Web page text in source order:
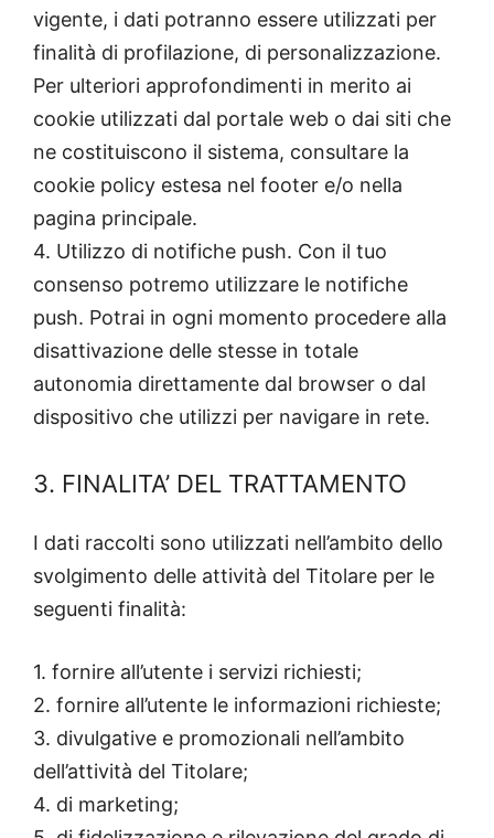
vigente, i dati potranno essere utilizzati per
finalità di profilazione, di personalizzazione.
Per ulteriori approfondimenti in merito ai
cookie utilizzati dal portale web o dai siti che
ne costituiscono il sistema, consultare la
cookie policy estesa nel footer e/o nella
pagina principale.
4. Utilizzo di notifiche push. Con il tuo
consenso potremo utilizzare le notifiche
push. Potrai in ogni momento procedere alla
disattivazione delle stesse in totale
autonomia direttamente dal browser o dal
dispositivo che utilizzi per navigare in rete.
3. FINALITA’ DEL TRATTAMENTO
I dati raccolti sono utilizzati nell’ambito dello
svolgimento delle attività del Titolare per le
seguenti finalità:
1. fornire all’utente i servizi richiesti;
2. fornire all’utente le informazioni richieste;
3. divulgative e promozionali nell’ambito
dell’attività del Titolare;
4. di marketing;